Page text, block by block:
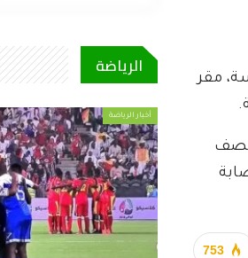
مقر
753
الرياضة
أخبار الرياضة